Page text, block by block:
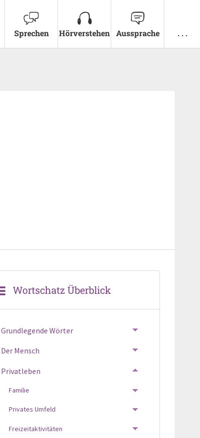
Sprechen Hörverstehen Aussprache . . .
Wortschatz Überblick
Grundlegende Wörter TOGGLE MENU
Der Mensch TOGGLE MENU
Privatleben
TOGGLE MENU
Familie
TOGGLE MENU
Privates Umfeld
TOGGLE MENU
Freizeitaktivitäten
TOGGLE MENU